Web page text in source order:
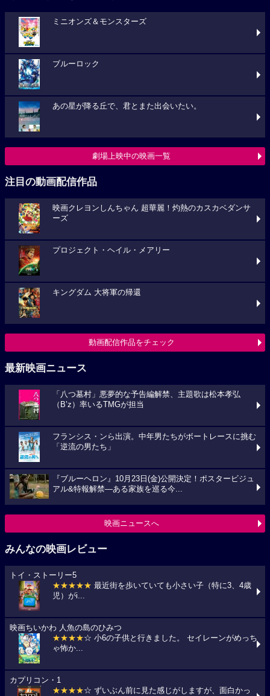
ミニオンズ＆モンスターズ
ブルーロック
あの星が降る丘で、君とまた出会いたい。
劇場上映中の映画一覧
注目の動画配信作品
映画クレヨンしんちゃん 超華麗！灼熱のカスカベダンサ
ーズ
プロジェクト・ヘイル・メアリー
キングダム 大将軍の帰還
動画配信作品をチェック
最新映画ニュース
「八つ墓村」悪夢的な予告編解禁、主題歌は松本孝弘
（B’z）率いるTMGが担当
フランシス・ンら出演。中年男たちがボートレースに挑む
「逆流の男たち」
『ブルーヘロン』10月23日(金)公開決定！ポスタービジュ
アル&特報解禁―ある家族を巡る今...
映画ニュースへ
みんなの映画レビュー
トイ・ストーリー5
★★★★★ 最近街を歩いていても小さい子（特に3、4歳
児）がi...
映画ちいかわ 人魚の島のひみつ
★★★★☆ 小6の子供と行きました。 セイレーンがめっち
ゃ怖か...
カプリコン・1
★★★★☆ ずいぶん前に見た感じがしますが、面白かっ